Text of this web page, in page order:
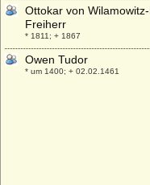
Ottokar von
Freiherr
* 1811; + 1867
Owen Tudor
* um 1400; + 02.02.1461